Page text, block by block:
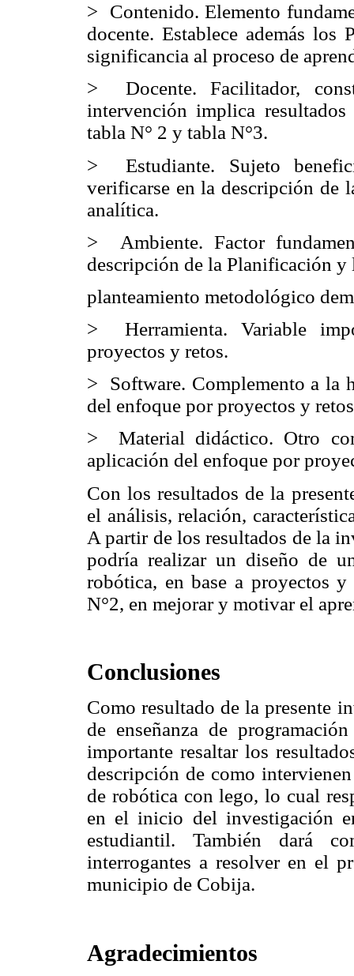
> Contenido. Elemento
docente. Establece además
significancia al proceso de
> Docente. Facilitador,
intervención implica
tabla N° 2 y tabla N°3.
> Estudiante. Sujeto
verificarse en la descripción de
analítica.
> Ambiente. Factor
descripción de la Planificación y
planteamiento metodológico
> Herramienta. Variable
proyectos y retos.
> Software. Complemento a la
del enfoque por proyectos y
> Material didáctico. Otro
aplicación del enfoque por
Con los resultados de la
el análisis, relación,
A partir de los resultados de la
podría realizar un diseño de
robótica, en base a proyectos
N°2, en mejorar y motivar el
Conclusiones
Como resultado de la presente
de enseñanza de
importante resaltar los
descripción de como
de robótica con lego, lo cual
en el inicio del investigación
estudiantil. También dará
interrogantes a resolver en el
municipio de Cobija.
Agradecimientos